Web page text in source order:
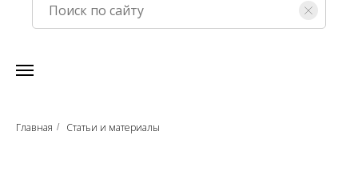
Главная / Статьи и материалы